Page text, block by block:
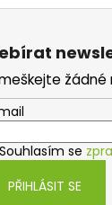
žádné
Souhlasím se
PŘIHLÁSIT SE